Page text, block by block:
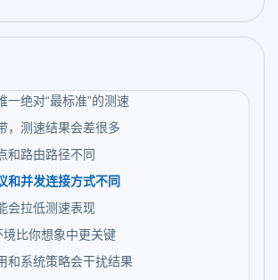
一绝对“最标准”的测速
，测速结果会差很多
和路由路径不同
和并发连接方式不同
会拉低测速表现
比你想象中更关键
和系统策略会干扰结果